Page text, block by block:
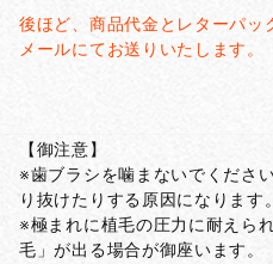
後ほど、商品代金とレターパッ
メールにてお送りいたします。
【御注意】
※歯ブラシを噛まないでくださ
り抜けたりする原因になります。
※極まれに植毛の圧力に耐えら
毛」が出る場合が御座います。